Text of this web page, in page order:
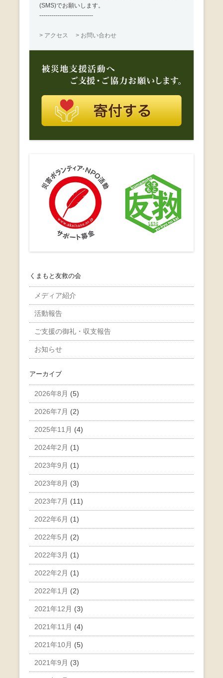
(SMS)でお願いします。
---------------------------
> アクセス > お問い合わせ
くまもと友救の会
メディア紹介
活動報告
ご支援の御礼・収支報告
お知らせ
アーカイブ
2026年8月 (5)
2026年7月 (2)
2025年11月 (4)
2024年2月 (1)
2023年9月 (1)
2023年8月 (3)
2023年7月 (11)
2022年6月 (1)
2022年5月 (2)
2022年3月 (1)
2022年2月 (1)
2022年1月 (2)
2021年12月 (3)
2021年11月 (4)
2021年10月 (5)
2021年9月 (3)